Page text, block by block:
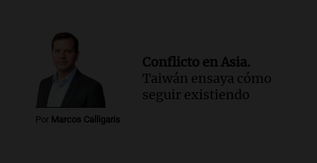
Audio.
economía mejorará el próximo año
Amamos Argentina
Episodios
Audio. Carolina Losada: "Faltó que el
Por Marcos Calligaris
Conflicto en Asia.
Taiwán ensaya cómo
seguir existiendo